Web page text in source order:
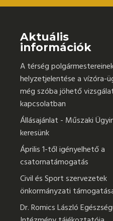
Aktuális
információk
A térség
helyzetjelentése a vízóra-
még szóba jöhető
kapcsolatban
Állásajánlat - Műszaki
keresünk
Április 1-től igényelhető a
csatornatámogatás
Civil és Sport szervezetek
önkormányzati
Dr. Romics László